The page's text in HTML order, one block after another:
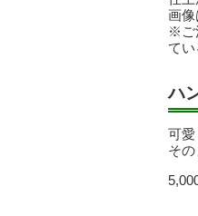
画像
※ご
て
ハ
可愛
そ